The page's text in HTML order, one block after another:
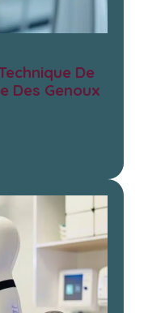
De
Des Genoux